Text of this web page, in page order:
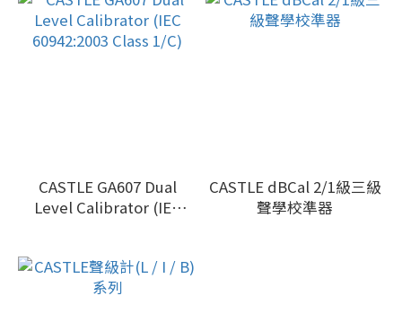
CASTLE GA607 Dual
Level Calibrator (IEC
CASTLE dBCal 2/1級三級
聲學校準器